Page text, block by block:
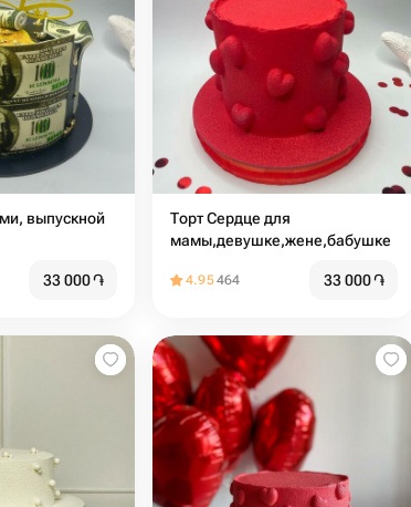
выпускной
33 000֏
Торт Сердце для
мамы,девушке,жене,бабушке
4.95464 33 000֏